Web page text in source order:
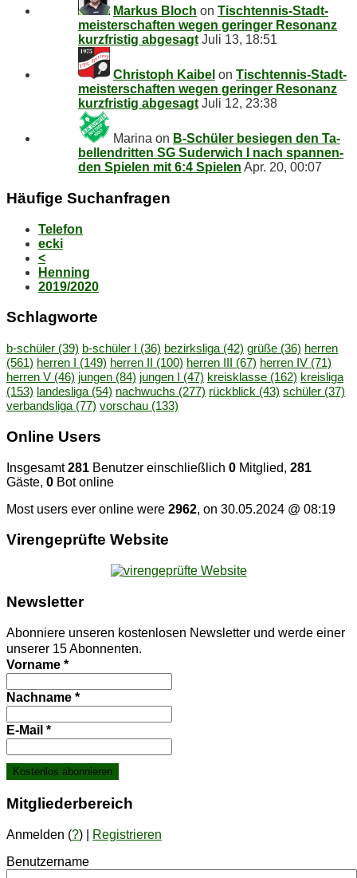
Markus Bloch on Tisch­ten­nis-Stadt­
meis­ter­schaf­ten we­gen ge­rin­ger Re­so­nanz
kurz­fris­tig abgesagt Juli 13, 18:51
Christoph Kaibel on Tisch­ten­nis-Stadt­
meis­ter­schaf­ten we­gen ge­rin­ger Re­so­nanz
kurz­fris­tig abgesagt Juli 12, 23:38
Marina on B‑Schüler be­sie­gen den Ta­
bel­len­drit­ten SG Su­der­wich I nach span­nen­
den Spie­len mit 6:4 Spielen Apr. 20, 00:07
Häu­fi­ge Suchanfragen
Telefon
ecki
<
Henning
2019/2020
Schlag­wor­te
b-schüler (39) b-schüler I (36) bezirksliga (42) grüße (36) herren
(561) herren I (149) herren II (100) herren III (67) herren IV (71)
herren V (46) jungen (84) jungen I (47) kreisklasse (162) kreisliga
(153) landesliga (54) nachwuchs (277) rückblick (43) schüler (37)
verbandsliga (77) vorschau (133)
On­line Users
Insgesamt281 Benutzer einschließlich 0 Mitglied, 281
Gäste, 0 Bot online
Most users ever online were 2962, on 30.05.2024 @ 08:19
Vi­ren­ge­prüf­te Website
News­let­ter
Abonniere unseren kostenlosen Newsletter und werde einer
unserer 15 Abonnenten.
Vorname *
Nachname *
E-Mail *
Mit­glie­der­be­reich
Anmelden (?) |
Registrieren
Benutzername